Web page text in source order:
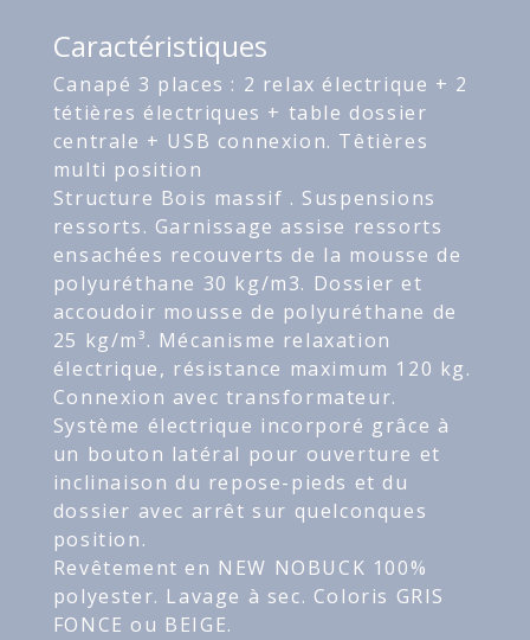
Caractéristiques
Canapé 3 places : 2 relax électrique + 2
tétières électriques + table dossier
centrale + USB connexion. Têtières
multi position
Structure Bois massif . Suspensions
ressorts. Garnissage assise ressorts
ensachées recouverts de la mousse de
polyuréthane 30 kg/m3. Dossier et
accoudoir mousse de polyuréthane de
25 kg/m³. Mécanisme relaxation
électrique, résistance maximum 120 kg.
Connexion avec transformateur.
Système électrique incorporé grâce à
un bouton latéral pour ouverture et
inclinaison du repose-pieds et du
dossier avec arrêt sur quelconques
position.
Revêtement en NEW NOBUCK 100%
polyester. Lavage à sec. Coloris GRIS
FONCE ou BEIGE.